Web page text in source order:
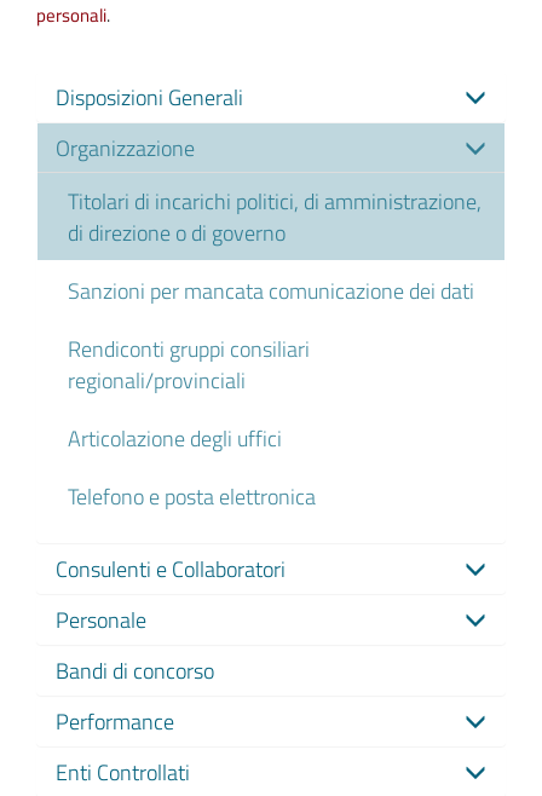
personali.
Disposizioni Generali
Organizzazione
Titolari di incarichi politici, di amministrazione,
di direzione o di governo
Sanzioni per mancata comunicazione dei dati
Rendiconti gruppi consiliari
regionali/provinciali
Articolazione degli uffici
Telefono e posta elettronica
Consulenti e Collaboratori
Personale
Bandi di concorso
Performance
Enti Controllati